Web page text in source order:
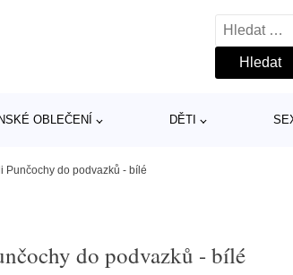
Vyhledávání
OBLEČENÍ DĚTI
Punčochy do podvazků - bílé
do podvazků - bílé